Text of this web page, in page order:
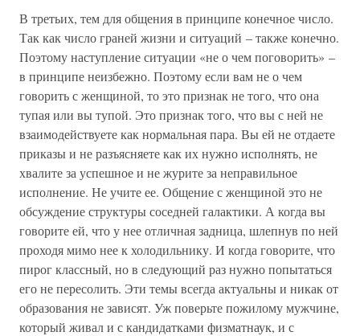
В третьих, тем для общения в принципе конечное число.
Так как число граней жизни и ситуаций – также конечно.
Поэтому наступление ситуации «не о чем поговорить» –
в принципе неизбежно. Поэтому если вам не о чем
говорить с женщиной, то это признак не того, что она
тупая или вы тупой. Это признак того, что вы с ней не
взаимодействуете как нормальная пара. Вы ей не отдаете
приказы и не разъясняете как их нужно исполнять, не
хвалите за успешное и не журите за неправильное
исполнение. Не учите ее. Общение с женщиной это не
обсуждение структуры соседней галактики. А когда вы
говорите ей, что у нее отличная задница, шлепнув по ней
проходя мимо нее к холодильнику. И когда говорите, что
пирог классный, но в следующий раз нужно попытаться
его не пересолить. Эти темы всегда актуальны и никак от
образования не зависят. Уж поверьте пожилому мужчине,
который живал и с кандидатками физматнаук, и с